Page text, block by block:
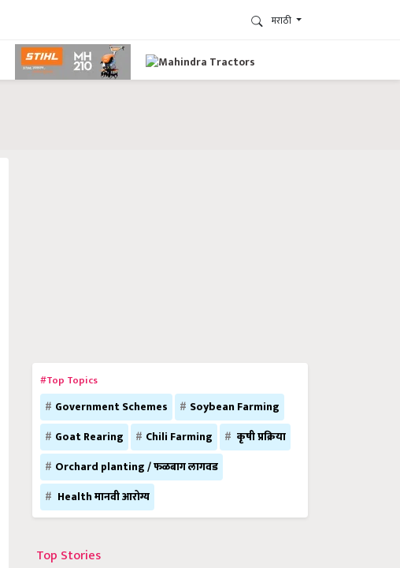
मराठी
#Top Topics
Government Schemes
Soybean Farming
Goat Rearing
Chili Farming
कृषी प्रक्रिया
Orchard planting / फळबाग लागवड
Health मानवी आरोग्य
Top Stories